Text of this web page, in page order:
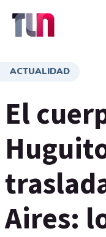
ACTUALIDAD
El
Aires: